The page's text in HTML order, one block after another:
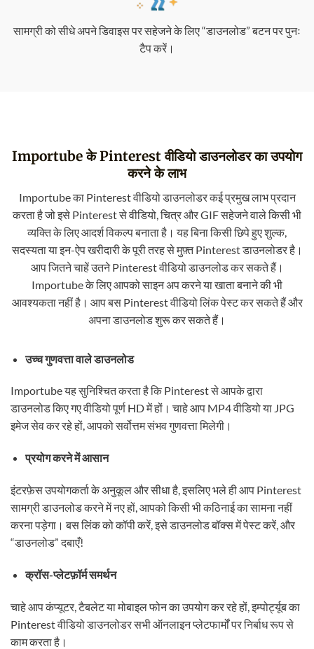
सामग्री को सीधे अपने डिवाइस पर सहेजने के लिए “डाउनलोड” बटन पर पुनः
टैप करें।
Importube के Pinterest वीडियो डाउनलोडर का उपयोग
करने के लाभ
Importube का Pinterest वीडियो डाउनलोडर कई प्रमुख लाभ प्रदान
करता है जो इसे Pinterest से वीडियो, चित्र और GIF सहेजने वाले किसी भी
व्यक्ति के लिए आदर्श विकल्प बनाता है। यह बिना किसी छिपे हुए शुल्क,
सदस्यता या इन-ऐप खरीदारी के पूरी तरह से मुफ़्त Pinterest डाउनलोडर है।
आप जितने चाहें उतने Pinterest वीडियो डाउनलोड कर सकते हैं।
Importube के लिए आपको साइन अप करने या खाता बनाने की भी
आवश्यकता नहीं है। आप बस Pinterest वीडियो लिंक पेस्ट कर सकते हैं और
अपना डाउनलोड शुरू कर सकते हैं।
उच्च गुणवत्ता वाले डाउनलोड
Importube यह सुनिश्चित करता है कि Pinterest से आपके द्वारा
डाउनलोड किए गए वीडियो पूर्ण HD में हों। चाहे आप MP4 वीडियो या JPG
इमेज सेव कर रहे हों, आपको सर्वोत्तम संभव गुणवत्ता मिलेगी।
प्रयोग करने में आसान
इंटरफ़ेस उपयोगकर्ता के अनुकूल और सीधा है, इसलिए भले ही आप Pinterest
सामग्री डाउनलोड करने में नए हों, आपको किसी भी कठिनाई का सामना नहीं
करना पड़ेगा। बस लिंक को कॉपी करें, इसे डाउनलोड बॉक्स में पेस्ट करें, और
“डाउनलोड” दबाएँ!
क्रॉस-प्लेटफ़ॉर्म समर्थन
चाहे आप कंप्यूटर, टैबलेट या मोबाइल फोन का उपयोग कर रहे हों, इम्पोर्ट्यूब का
Pinterest वीडियो डाउनलोडर सभी ऑनलाइन प्लेटफार्मों पर निर्बाध रूप से
काम करता है।